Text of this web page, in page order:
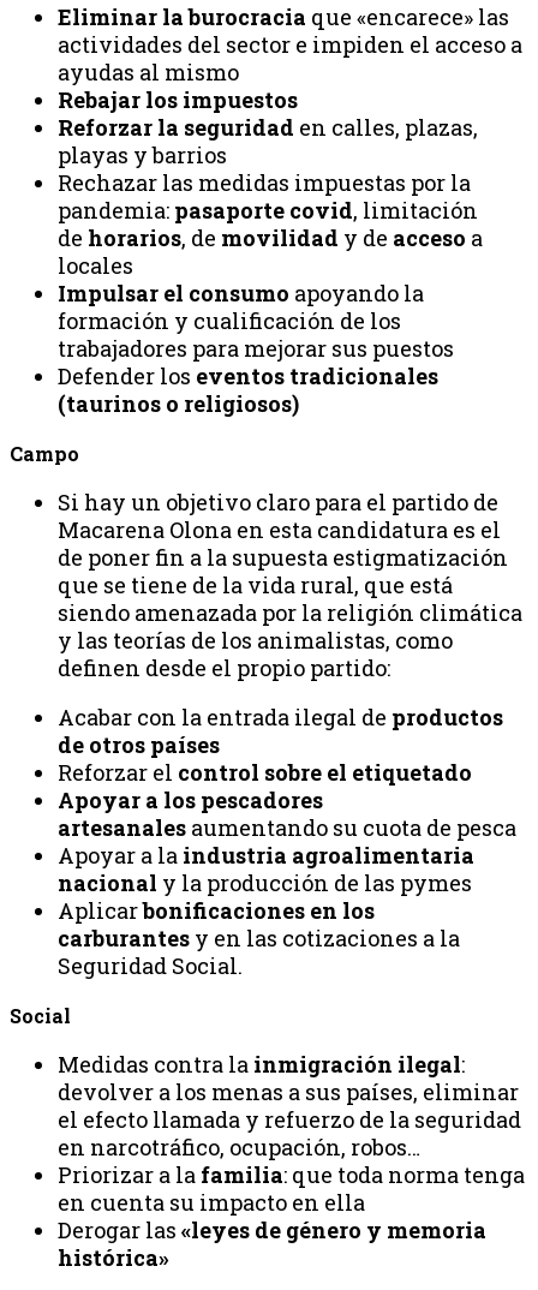
Eliminar la burocracia que «encarece» las
actividades del sector e impiden el acceso a
ayudas al mismo
Rebajar los impuestos
Reforzar la seguridad en calles, plazas,
playas y barrios
Rechazar las medidas impuestas por la
pandemia: pasaporte covid, limitación
de horarios, de movilidad y de acceso a
locales
Impulsar el consumo apoyando la
formación y cualificación de los
trabajadores para mejorar sus puestos
Defender los eventos tradicionales
(taurinos o religiosos)
Campo
Si hay un objetivo claro para el partido de
Macarena Olona en esta candidatura es el
de poner fin a la supuesta estigmatización
que se tiene de la vida rural, que está
siendo amenazada por la religión climática
y las teorías de los animalistas, como
definen desde el propio partido:
Acabar con la entrada ilegal de productos
de otros países
Reforzar el control sobre el etiquetado
Apoyar a los pescadores
artesanales aumentando su cuota de pesca
Apoyar a la industria agroalimentaria
nacional y la producción de las pymes
Aplicarbonificaciones en los
carburantes y en las cotizaciones a la
Seguridad Social.
Social
Medidas contra la inmigración ilegal:
devolver a los menas a sus países, eliminar
el efecto llamada y refuerzo de la seguridad
en narcotráfico, ocupación, robos…
Priorizar a la familia: que toda norma tenga
en cuenta su impacto en ella
Derogar las «leyes de género y memoria
histórica»